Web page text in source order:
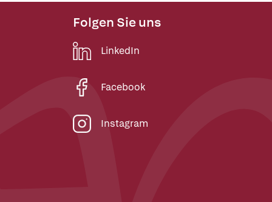
Folgen Sie uns
LinkedIn
Facebook
Instagram